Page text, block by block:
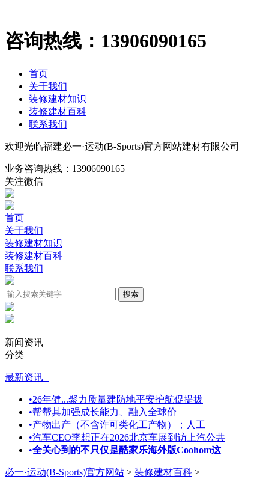
咨询热线： 13906090165
首页
关于我们
装修建材知识
装修建材百科
联系我们
欢迎光临福建必一·运动(B-Sports)官方网站建材有限公司
业务咨询热线： 13906090165
关注微信
首页
关于我们
装修建材知识
装修建材百科
联系我们
新闻资讯
分类
最新资讯+
•26年健...聚力质量建防地平安护航促提拔
•帮帮其加强成长能力、融入全球价
•产物出产（不含许可类化工产物）；人工
•汽车CEO李想正在2026北京车展到访上汽公共
•全关心到的不只仅是酷家乐海外版Coohom这
必一·运动(B-Sports)官方网站 > 装修建材百科 >